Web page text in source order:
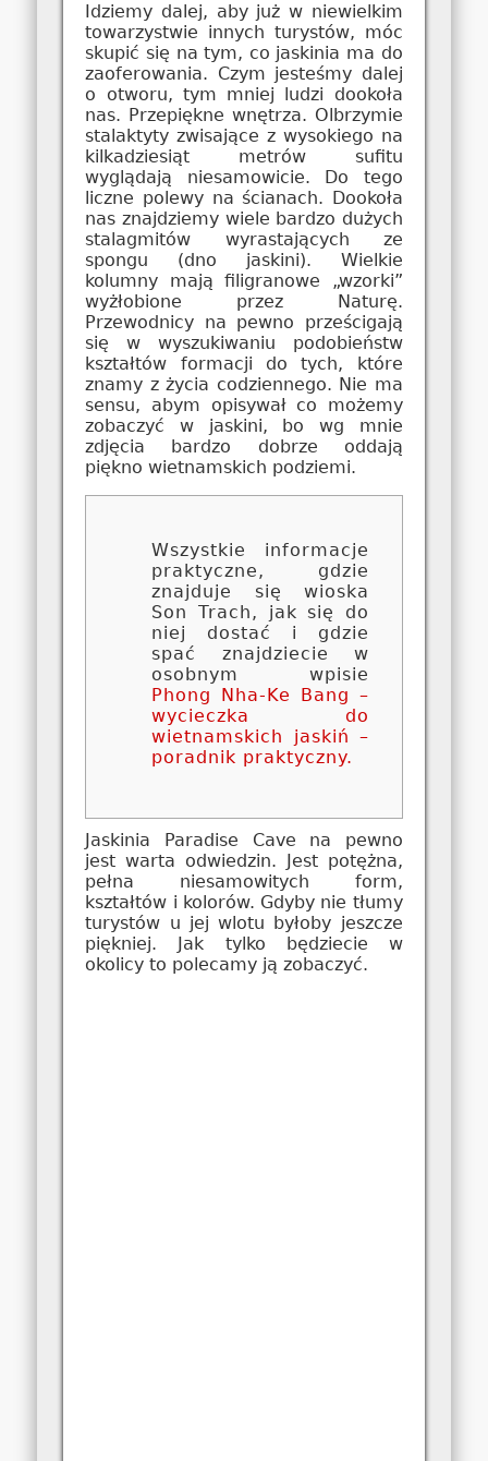
Idziemy dalej, aby już w niewielkim
towarzystwie innych turystów, móc
skupić się na tym, co jaskinia ma do
zaoferowania. Czym jesteśmy dalej
o otworu, tym mniej ludzi dookoła
nas. Przepiękne wnętrza. Olbrzymie
stalaktyty zwisające z wysokiego na
kilkadziesiąt metrów sufitu
wyglądają niesamowicie. Do tego
liczne polewy na ścianach. Dookoła
nas znajdziemy wiele bardzo dużych
stalagmitów wyrastających ze
spongu (dno jaskini). Wielkie
kolumny mają filigranowe „wzorki”
wyżłobione przez Naturę.
Przewodnicy na pewno prześcigają
się w wyszukiwaniu podobieństw
kształtów formacji do tych, które
znamy z życia codziennego. Nie ma
sensu, abym opisywał co możemy
zobaczyć w jaskini, bo wg mnie
zdjęcia bardzo dobrze oddają
piękno wietnamskich podziemi.
Wszystkie informacje
praktyczne, gdzie
znajduje się wioska
Son Trach, jak się do
niej dostać i gdzie
spać znajdziecie w
osobnym wpisie
Phong Nha-Ke Bang –
wycieczka do
wietnamskich jaskiń –
poradnik praktyczny.
Jaskinia Paradise Cave na pewno
jest warta odwiedzin. Jest potężna,
pełna niesamowitych form,
kształtów i kolorów. Gdyby nie tłumy
turystów u jej wlotu byłoby jeszcze
piękniej. Jak tylko będziecie w
okolicy to polecamy ją zobaczyć.